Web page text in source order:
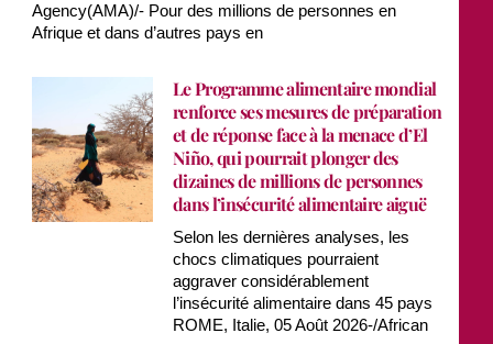
Agency(AMA)/- Pour des millions de personnes en
Afrique et dans d’autres pays en
Le Programme alimentaire mondial
renforce ses mesures de préparation
et de réponse face à la menace d’El
Niño, qui pourrait plonger des
dizaines de millions de personnes
dans l’insécurité alimentaire aiguë
Selon les dernières analyses, les
chocs climatiques pourraient
aggraver considérablement
l’insécurité alimentaire dans 45 pays
ROME, Italie, 05 Août 2026-/African